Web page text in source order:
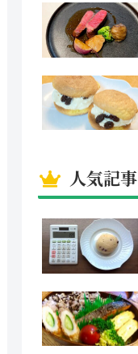
人気記事